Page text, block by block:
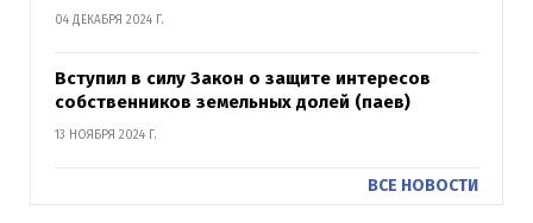
04 ДЕКАБРЯ 2024 Г.
Вступил в силу Закон о защите интересов
собственников земельных долей (паев)
13 НОЯБРЯ 2024 Г.
ВСЕ НОВОСТИ